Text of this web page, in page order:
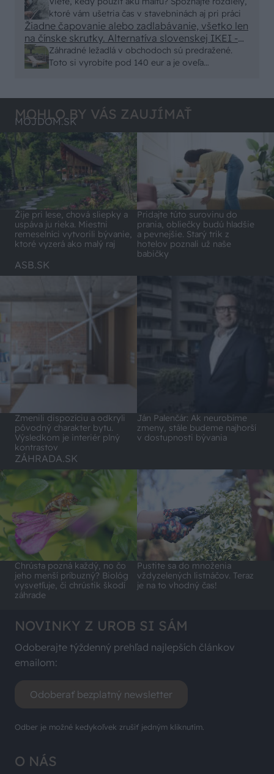
ktoré vám ušetria čas v stavebninách aj pri práci
malty - pevnosť 40 Mpa a doba schnutia tak 15
minut , k tomu vodotesné s kryštálikou. A rozdiel
- schnutie a zretie. Nič?
Záhradné ležadlá v obchodoch sú predražené.
Toto si vyrobíte pod 140 eur a je oveľa
Žiadne čapovanie alebo zadlabávanie, všetko len
na čínske skrutky. Alternatíva slovenskej IKEI -
čo sa týka pevnosti. Autor si nedal veľa námahy s
remeselným spracovaním, škoda. No lepšie než
MOHLO BY VÁS ZAUJÍMAŤ
MÔJDOM.SK
Žije pri lese, chová sliepky a
uspáva ju rieka. Miestni
remeselníci vytvorili bývanie,
ktoré vyzerá ako malý raj
Pridajte túto surovinu do
prania, obliečky budú hladšie
a pevnejšie. Starý trik z
hotelov poznali už naše
babičky
ASB.SK
Zmenili dispozíciu a odkryli
pôvodný charakter bytu.
Výsledkom je interiér plný
kontrastov
Ján Palenčár: Ak neurobíme
zmeny, stále budeme najhorší
v dostupnosti bývania
ZÁHRADA.SK
Chrústa pozná každý, no čo
jeho menší príbuzný? Biológ
vysvetľuje, či chrústik škodí
záhrade
Pustite sa do množenia
vždyzelených listnáčov. Teraz
je na to vhodný čas!
O NÁS
NOVINKY Z UROB SI SÁM
Odoberajte týždenný prehľad najlepších článkov
emailom:
Odoberať bezplatný newsletter
Odber je možné kedykoľvek zrušiť jedným kliknutím.